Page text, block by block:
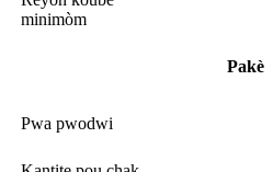
minimòm
Pakè
Pwa pwodwi